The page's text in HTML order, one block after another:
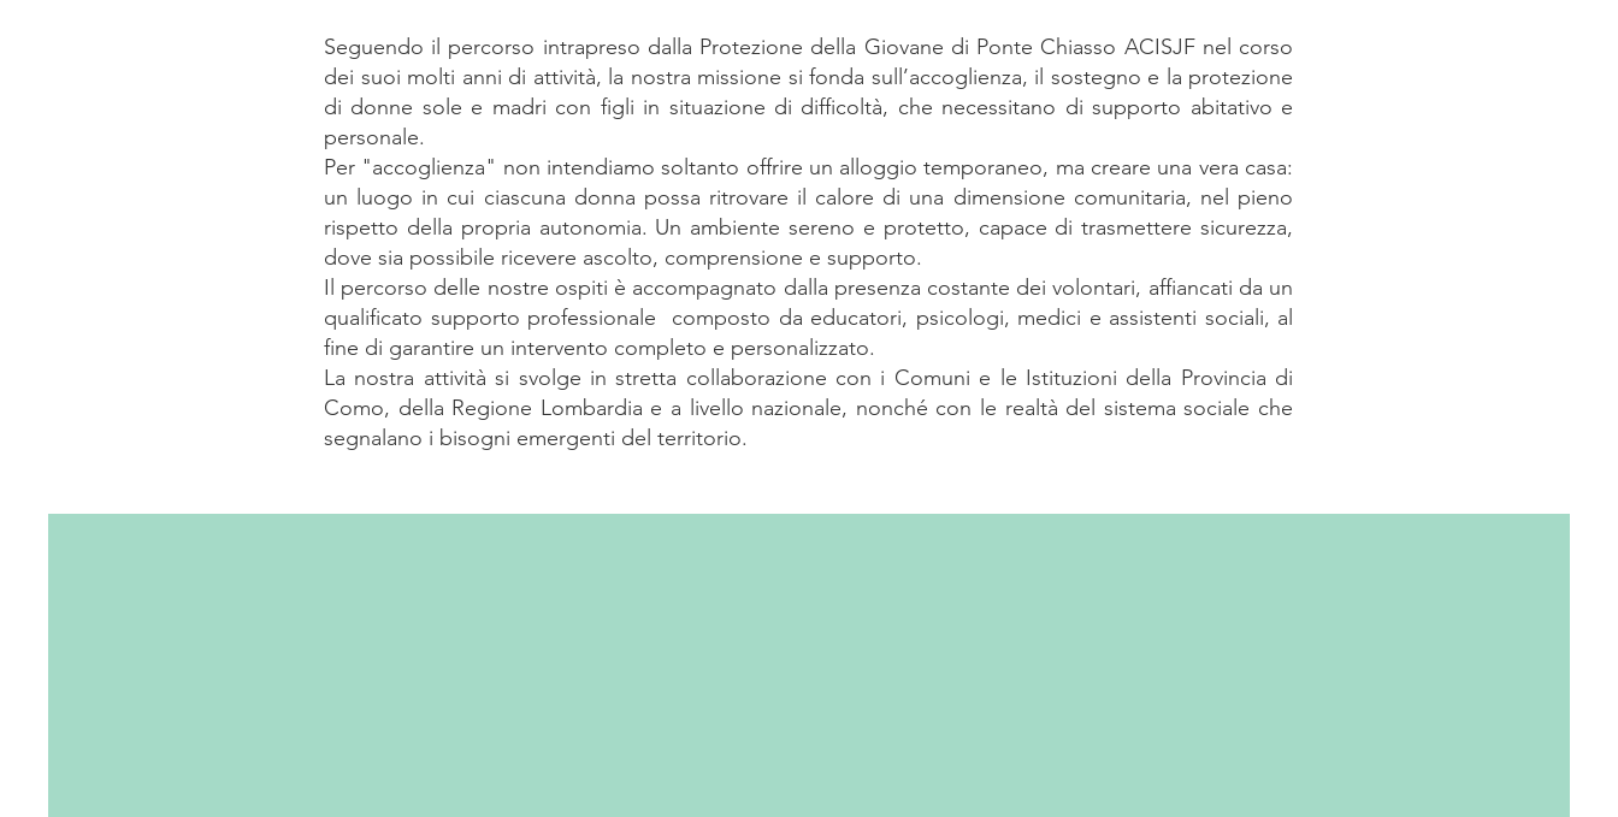
Seguendo il percorso intrapreso dalla Protezione della Giovane di Ponte Chiasso ACISJF nel corso
dei suoi molti anni di attività, la nostra missione si fonda sull’accoglienza, il sostegno e la protezione
di donne sole e madri con figli in situazione di difficoltà, che necessitano di supporto abitativo e
personale.
Per "accoglienza" non intendiamo soltanto offrire un alloggio temporaneo, ma creare una vera casa:
un luogo in cui ciascuna donna possa ritrovare il calore di una dimensione comunitaria, nel pieno
rispetto della propria autonomia. Un ambiente sereno e protetto, capace di trasmettere sicurezza,
dove sia possibile ricevere ascolto, comprensione e supporto.
Il percorso delle nostre ospiti è accompagnato dalla presenza costante dei volontari, affiancati da un
qualificato supporto professionale composto da educatori, psicologi, medici e assistenti sociali, al
fine di garantire un intervento completo e personalizzato.
La nostra attività si svolge in stretta collaborazione con i Comuni e le Istituzioni della Provincia di
Como, della Regione Lombardia e a livello nazionale, nonché con le realtà del sistema sociale che
segnalano i bisogni emergenti del territorio.